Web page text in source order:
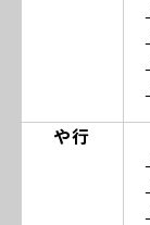
や行